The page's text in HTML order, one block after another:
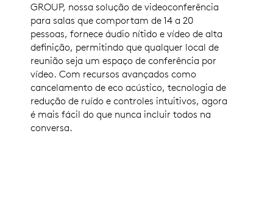
GROUP, nossa solução de videoconferência
para salas que comportam de 14 a 20
pessoas, fornece áudio nítido e vídeo de alta
definição, permitindo que qualquer local de
reunião seja um espaço de conferência por
vídeo. Com recursos avançados como
cancelamento de eco acústico, tecnologia de
redução de ruído e controles intuitivos, agora
é mais fácil do que nunca incluir todos na
conversa.